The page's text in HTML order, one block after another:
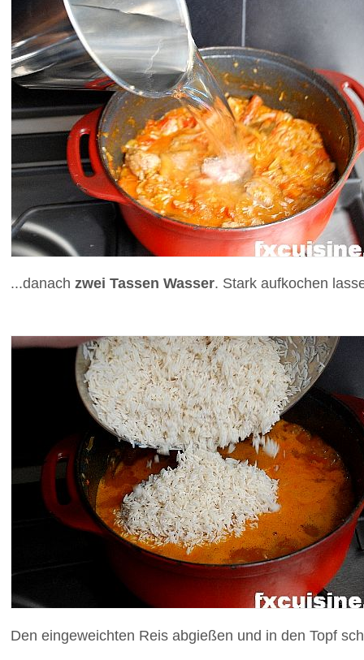
...danach zwei Tassen Wasser. Stark aufkochen
Den eingeweichten Reis abgießen und in den Topf